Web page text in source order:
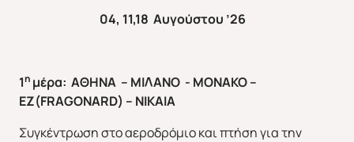
04, 11,18 Αυγούστου ’26
1η μέρα: ΑΘΗΝΑ – ΜΙΛΑΝΟ - ΜΟΝΑΚΟ –
ΕΖ(FRAGONARD) – ΝΙΚΑΙΑ
Συγκέντρωση στο αεροδρόμιο και πτήση για την